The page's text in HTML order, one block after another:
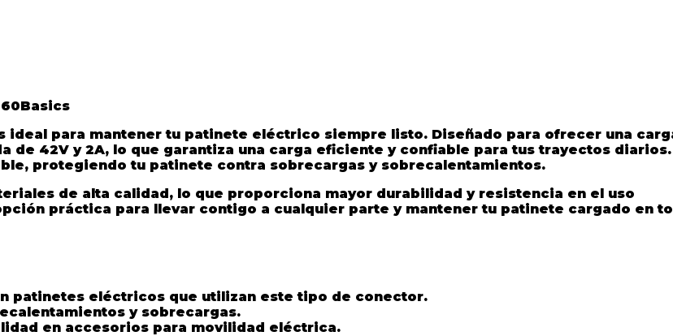
ideal para mantener tu patinete eléctrico siempre listo. Diseñado para ofrecer una
de 42V y 2A, lo que garantiza una carga eficiente y confiable para tus trayectos diarios.
protegiendo tu patinete contra sobrecargas y sobrecalentamientos.
de alta calidad, lo que proporciona mayor durabilidad y resistencia en el uso
práctica para llevar contigo a cualquier parte y mantener tu patinete cargado en
patinetes eléctricos que utilizan este tipo de conector.
y sobrecargas.
en accesorios para movilidad eléctrica.